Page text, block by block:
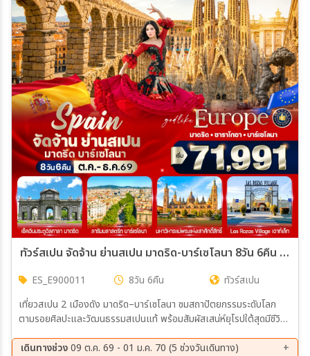
ประเทศ
เมือง
สายการบิน
ตั้งแต่วันที่
ถึงวันที่
เฉพาะเดือน
เฉพาะเทศกาล
ทัวร์สเปน จัดจ้าน ย่านสเปน มาดริด-บาร์เซโลนา 8วัน 6คืน (E9)
ES_E900011 8วัน 6คืน
ทัวร์สเปน
เที่ยวสเปน 2 เมืองดัง มาดริด–บาร์เซโลนา ชมสถาปัตยกรรมระดับโลก
ตามรอยศิลปะและวัฒนธรรมสเปนแท้ พร้อมสัมผัสเสน่ห์ยุโรปใต้สุดมีชีวิต
เดินทางช่วง09 ต.ค. 69 - 01 ม.ค. 70 (5 ช่วงวันเดินทาง)